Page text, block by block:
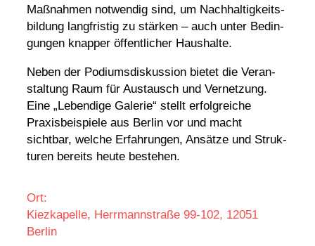
Maßnahmen notwendig sind, um Nach­hal­tig­keits­
bil­dung lang­fristig zu stärken – auch unter Bedin­
gungen knapper öffent­li­cher Haushalte.
Neben der Podi­ums­dis­kus­sion bietet die Veran­
stal­tung Raum für Austausch und Vernet­zung.
Eine „Leben­dige Galerie“ stellt erfolg­reiche
Praxis­bei­spiele aus Berlin vor und macht
sichtbar, welche Erfah­rungen, Ansätze und Struk­
turen bereits heute bestehen.
Ort:
Kiezkapelle, Herrmannstraße 99-102, 12051
Berlin